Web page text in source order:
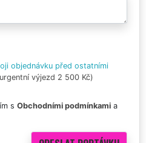
objednávku před ostatními
výjezd 2 500 Kč)
s Obchodními podmínkami a